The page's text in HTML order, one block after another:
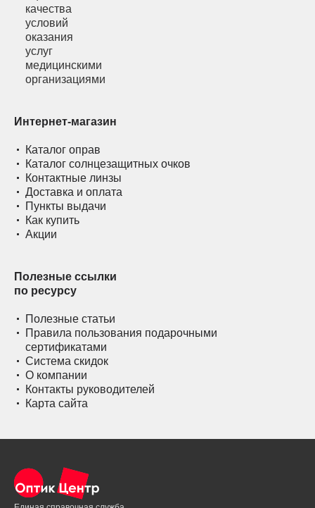
Интернет-магазин
Каталог оправ
Каталог солнцезащитных очков
Контактные линзы
Доставка и оплата
Пункты выдачи
Как купить
Акции
Полезные ссылки
по ресурсу
Полезные статьи
Правила пользования подарочными
сертификатами
Система скидок
О компании
Контакты руководителей
Карта сайта